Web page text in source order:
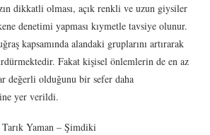
dikkatli olması, açık renkli ve uzun giysiler
denetimi yapması kıymetle tavsiye olunur.
kapsamında alandaki gruplarını artırarak
Fakat kişisel önlemlerin de en az
değerli olduğunu bir sefer daha
yer verildi.
Yaman – Şimdiki